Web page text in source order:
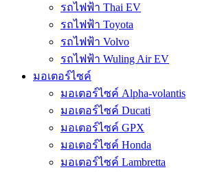
รถไฟฟ้า Thai EV
รถไฟฟ้า Toyota
รถไฟฟ้า Volvo
รถไฟฟ้า Wuling Air EV
มอเตอร์ไซค์
มอเตอร์ไซค์ Alpha-volantis
มอเตอร์ไซค์ Ducati
มอเตอร์ไซค์ GPX
มอเตอร์ไซค์ Honda
มอเตอร์ไซค์ Lambretta